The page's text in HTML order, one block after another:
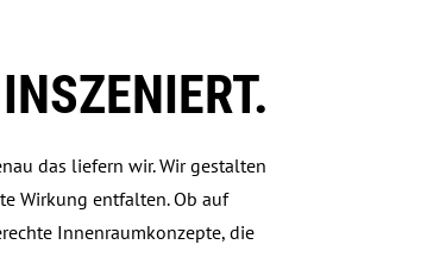
das liefern wir. Wir gestalten
Wirkung entfalten. Ob auf
Innenraumkonzepte, die